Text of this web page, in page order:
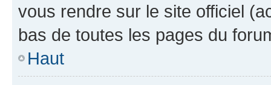
vous rendre sur le site officiel
bas de toutes les pages du
Haut